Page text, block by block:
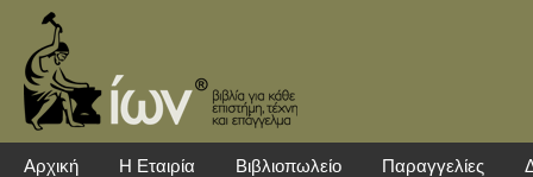
Αρχική Η Εταιρία Βιβλιοπωλείο Παραγγελίες